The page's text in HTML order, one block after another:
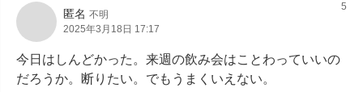
匿名 不明
2025年3月18日 17:17
5
今日はしんどかった。来週の飲み会はことわっていいの
だろうか。断りたい。でもうまくいえない。